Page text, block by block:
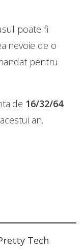
poate fi
nevoie de o
pentru
de 16/32/64
an.
Tech